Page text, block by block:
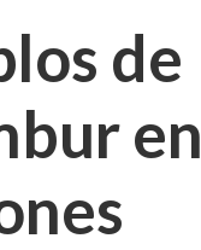
de
en